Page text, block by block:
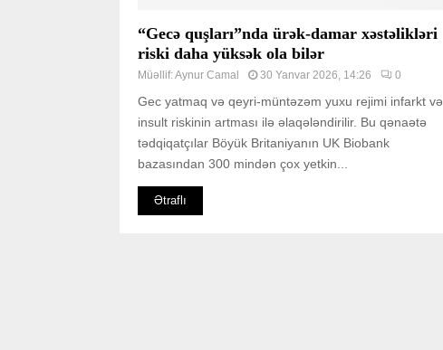
“Gecə quşları”nda ürək-damar xəstəlikləri
riski daha yüksək ola bilər
Müəllif:Aynur Camal 30 Yanvar 2026, 14:26 0
Gec yatmaq və qeyri-müntəzəm yuxu rejimi infarkt və
insult riskinin artması ilə əlaqələndirilir. Bu qənaətə
tədqiqatçılar Böyük Britaniyanın UK Biobank
bazasından 300 mindən çox yetkin...
Ətraflı